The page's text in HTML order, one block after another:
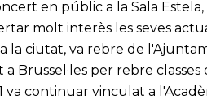
en públic a la Sala
molt interès les seves
la ciutat, va rebre de
Brussel·les per rebre
va continuar vinculat a